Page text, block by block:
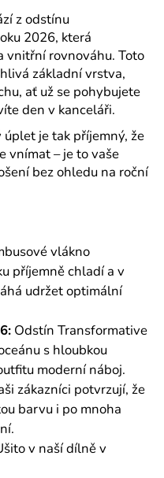
z odstínu
2026, která
vnitřní rovnováhu. Toto
základní vrstva,
ať už se pohybujete
den v kanceláři.
úplet je tak příjemný, že
vnímat – je to vaše
bez ohledu na roční
vlákno
příjemně chladí a v
udržet optimální
Odstín Transformative
s hloubkou
moderní náboj.
zákazníci potvrzují, že
barvu i po mnoha
v naší dílně v